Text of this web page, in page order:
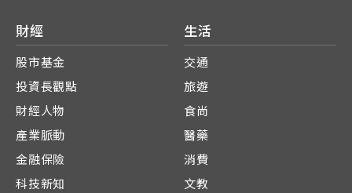
財經
股市基金
投資長觀點
財經人物
產業脈動
金融保險
科技新知
生活
交通
旅遊
食尚
醫藥
消費
文教